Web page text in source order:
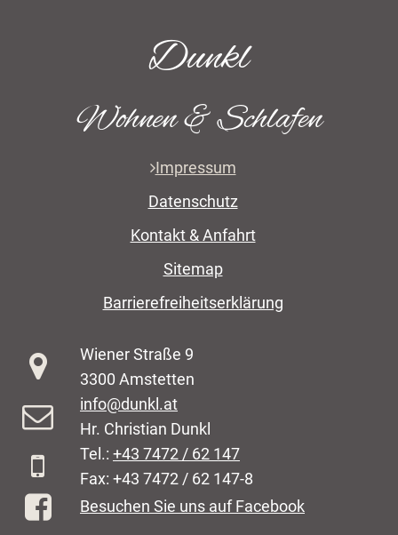
Dunkl
Wohnen & Schlafen
Impressum
Datenschutz
Kontakt & Anfahrt
Sitemap
Barrierefreiheitserklärung
Wiener Straße 9
3300 Amstetten
info@dunkl.at
Hr. Christian Dunkl
Tel.: +43 7472 / 62 147
Fax: +43 7472 / 62 147-8
Besuchen Sie uns auf Facebook